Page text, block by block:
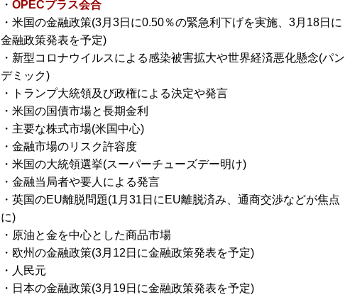
・ OPECプラス会合
・米国の金融政策(3月3日に0.50％の緊急利下げを実施、3月18日に
金融政策発表を予定)
・新型コロナウイルスによる感染被害拡大や世界経済悪化懸念(パン
デミック)
・トランプ大統領及び政権による決定や発言
・米国の国債市場と長期金利
・主要な株式市場(米国中心)
・金融市場のリスク許容度
・米国の大統領選挙(スーパーチューズデー明け)
・金融当局者や要人による発言
・英国のEU離脱問題(1月31日にEU離脱済み、通商交渉などが焦点
に)
・原油と金を中心とした商品市場
・欧州の金融政策(3月12日に金融政策発表を予定)
・人民元
・日本の金融政策(3月19日に金融政策発表を予定)